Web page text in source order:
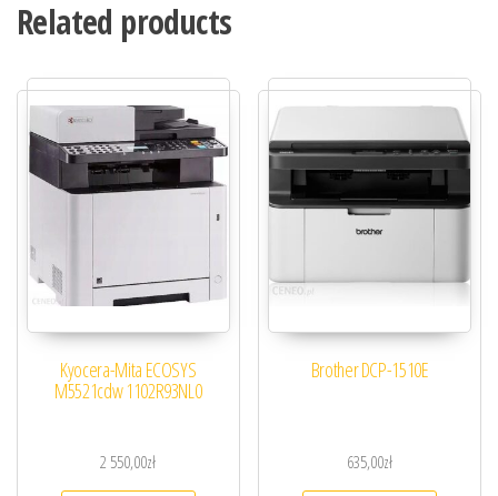
Related products
Kyocera-Mita ECOSYS
M5521cdw 1102R93NL0
2 550,00zł
Brother DCP-1510E
635,00zł